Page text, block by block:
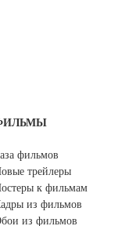
фильмов
трейлеры
к фильмам
из фильмов
из фильмов